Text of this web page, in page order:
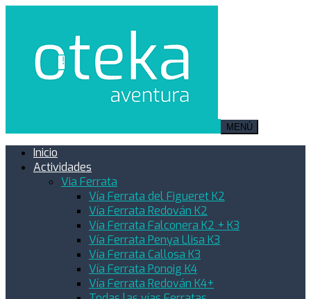
MENÚ
Inicio
Actividades
Via Ferrata
Vía Ferrata del Figueret K2
Vía Ferrata Redován K2
Vía Ferrata Falconera K2 + K3
Vía Ferrata Penya Llisa K3
Vía Ferrata Callosa K3
Vía Ferrata Ponoig K4
Vía Ferrata Redován K4+